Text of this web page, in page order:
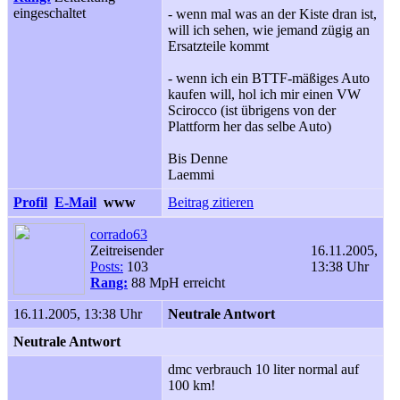
eingeschaltet
- wenn mal was an der Kiste dran ist,
will ich sehen, wie jemand zügig an
Ersatzteile kommt
- wenn ich ein BTTF-mäßiges Auto
kaufen will, hol ich mir einen VW
Scirocco (ist übrigens von der
Plattform her das selbe Auto)
Bis Denne
Laemmi
Profil E-Mail www Beitrag zitieren
corrado63
Zeitreisender
Posts: 103
Rang: 88 MpH erreicht
16.11.2005,
13:38 Uhr
16.11.2005, 13:38 Uhr
Neutrale Antwort
Neutrale Antwort
dmc verbrauch 10 liter normal auf
100 km!